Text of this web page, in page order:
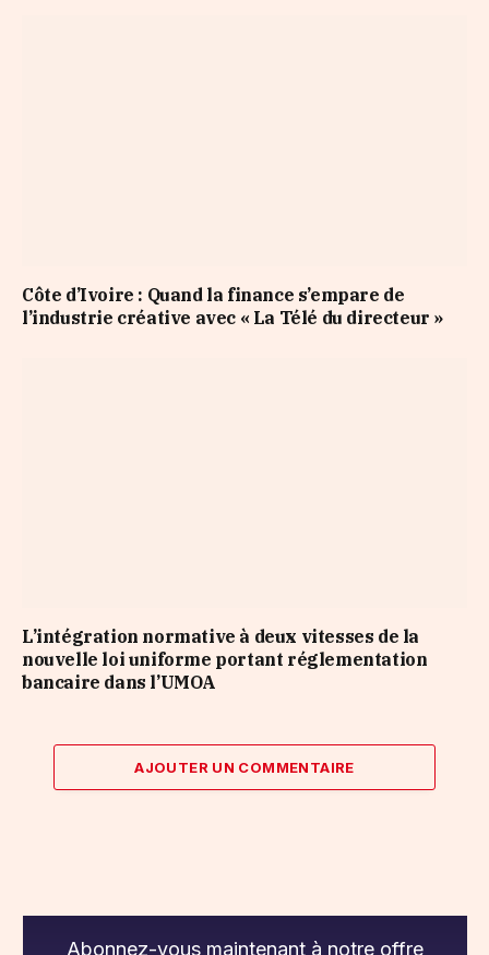
Côte d’Ivoire : Quand la finance s’empare de
l’industrie créative avec « La Télé du directeur »
L’intégration normative à deux vitesses de la
nouvelle loi uniforme portant réglementation
bancaire dans l’UMOA
AJOUTER UN COMMENTAIRE
Abonnez-vous maintenant à notre offre